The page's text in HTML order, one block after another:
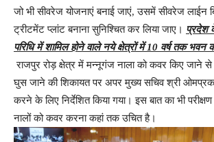
जो भी सीवरेज योजनाएं बनाई जाएं, उसमें सीवरेज लाईन
ट्रीटमेंट प्लांट बनाना सुनिश्चित कर लिया जाए। प्रदेश
परिधि में शामिल होने वाले नये क्षेत्रों में 10 वर्ष तकभवन
राजपुर रोड़ क्षेत्र में मन्नूगंज नाला को कवर किए जाने से
घुस जाने की शिकायत पर अपर मुख्य सचिव श्री
करने के लिए निर्देशित किया गया। इस बात का भी
नालों को कवर करना कहां तक उचित है।